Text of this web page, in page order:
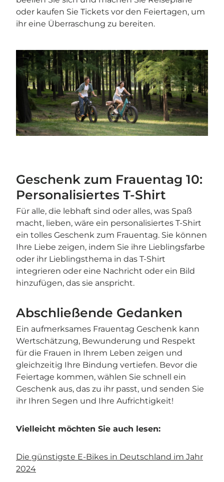
oder kaufen Sie Tickets vor den Feiertagen, um
ihr eine Überraschung zu bereiten.
Geschenk zum Frauentag 10:
Personalisiertes T-Shirt
Für alle, die lebhaft sind oder alles, was Spaß
macht, lieben, wäre ein personalisiertes T-Shirt
ein tolles Geschenk zum Frauentag. Sie können
Ihre Liebe zeigen, indem Sie ihre Lieblingsfarbe
oder ihr Lieblingsthema in das T-Shirt
integrieren oder eine Nachricht oder ein Bild
hinzufügen, das sie anspricht.
Abschließende Gedanken
Ein aufmerksames Frauentag Geschenk kann
Wertschätzung, Bewunderung und Respekt
für die Frauen in Ihrem Leben zeigen und
gleichzeitig Ihre Bindung vertiefen. Bevor die
Feiertage kommen, wählen Sie schnell ein
Geschenk aus, das zu ihr passt, und senden Sie
ihr Ihren Segen und Ihre Aufrichtigkeit!
Vielleicht möchten Sie auch lesen:
Die günstigste E-Bikes in Deutschland im Jahr
2024